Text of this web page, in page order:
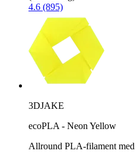
4.6 (895)
3DJAKE
ecoPLA - Neon Yellow
Allround PLA-filament med